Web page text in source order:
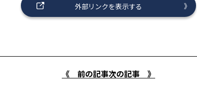
外部リンクを表示する
《 前の記事次の記事 》